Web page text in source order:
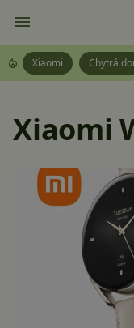
Xiaomi Chytrá
Xiaomi